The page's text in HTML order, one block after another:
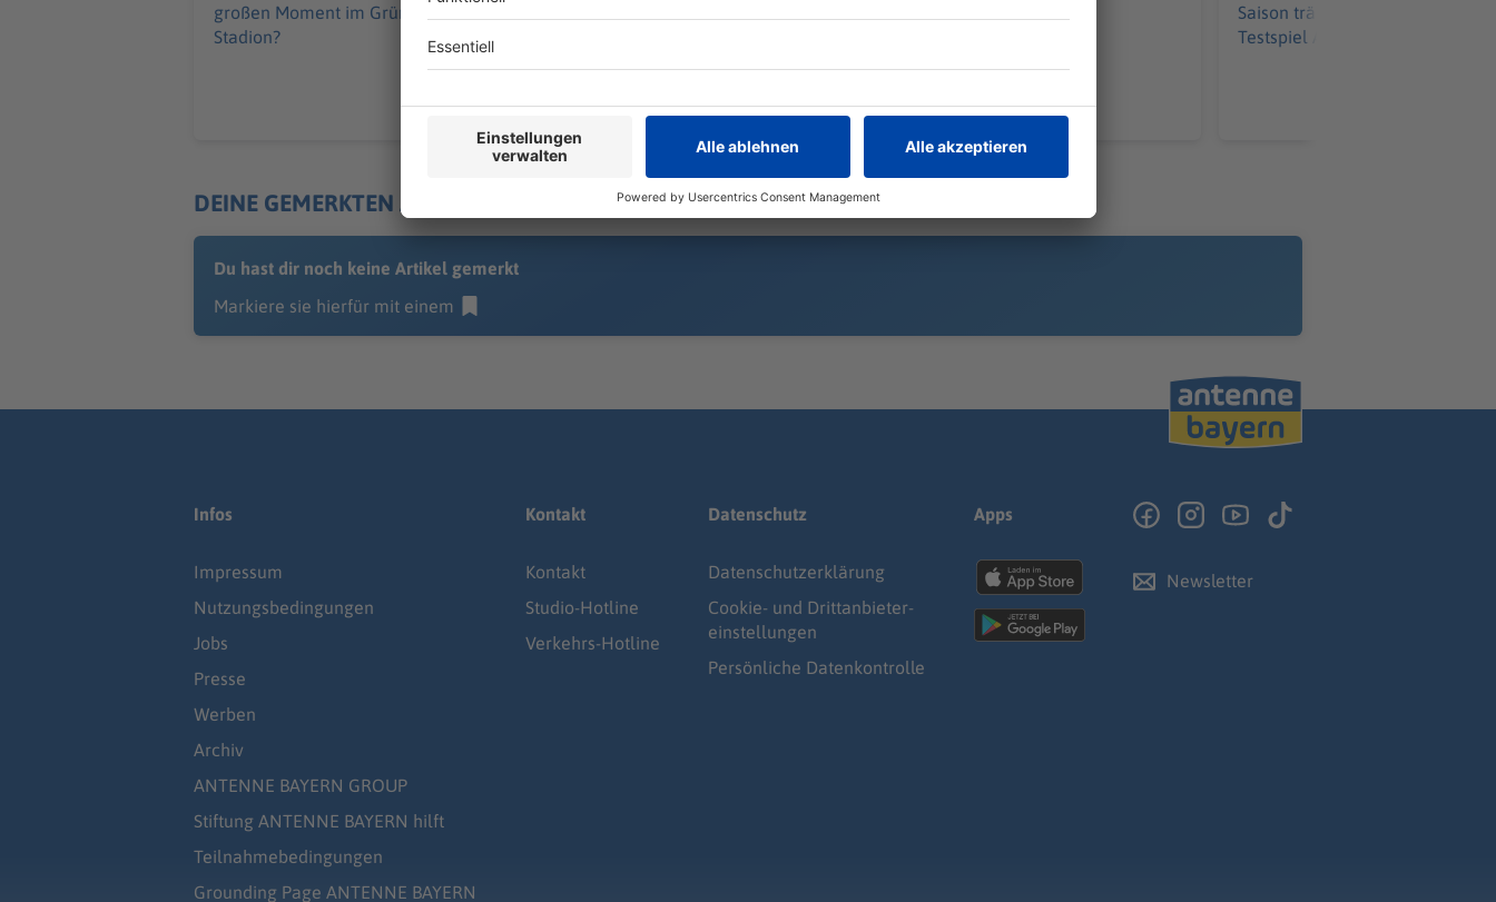
großen Moment im Grünwalder
Stadion?
Saison träumen. Erst einmal
Testspiel Aufschlüsse geben.
DEINE GEMERKTEN ARTIKEL
Du hast dir noch keine Artikel gemerkt
Markiere sie hierfür mit einem
Infos
Impressum
Nutzungsbedingungen
Jobs
Presse
Werben
Archiv
ANTENNE BAYERN GROUP
Stiftung ANTENNE BAYERN hilft
Teilnahmebedingungen
Grounding Page ANTENNE BAYERN
Kontakt
Kontakt
Studio-Hotline
Verkehrs-Hotline
Datenschutz
Datenschutz­erklärung
Cookie- und Drittanbieter-
einstellungen
Persönliche Datenkontrolle
Apps
Newsletter